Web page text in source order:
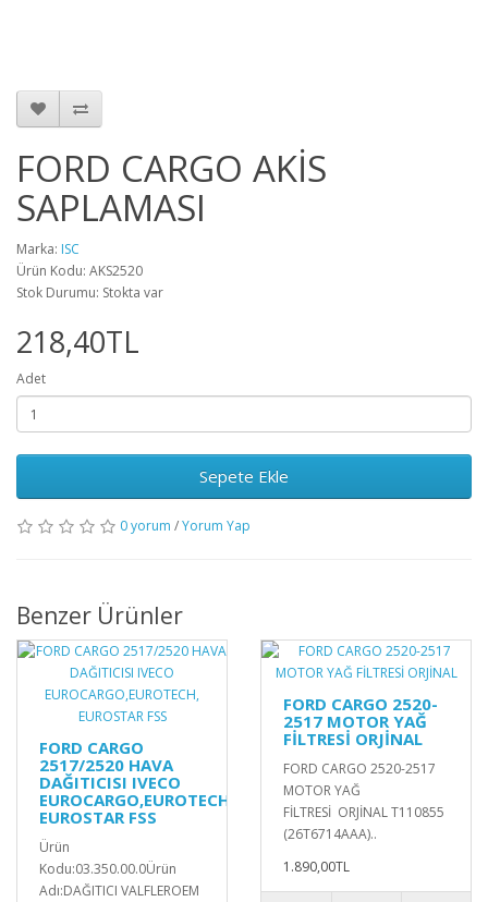
FORD CARGO AKİS
SAPLAMASI
Marka: ISC
Ürün Kodu: AKS2520
Stok Durumu: Stokta var
218,40TL
Adet
Sepete Ekle
0 yorum /Yorum Yap
Benzer Ürünler
FORD CARGO
2517/2520 HAVA
DAĞITICISI IVECO
EUROCARGO,EUROTECH,
EUROSTAR FSS
Ürün
Kodu:03.350.00.0Ürün
Adı:DAĞITICI VALFLEROEM
FORD CARGO 2520-
2517 MOTOR YAĞ
FİLTRESİ ORJİNAL
FORD CARGO 2520-2517
MOTOR YAĞ
FİLTRESİ ORJİNAL T110855
(26T6714AAA)..
1.890,00TL